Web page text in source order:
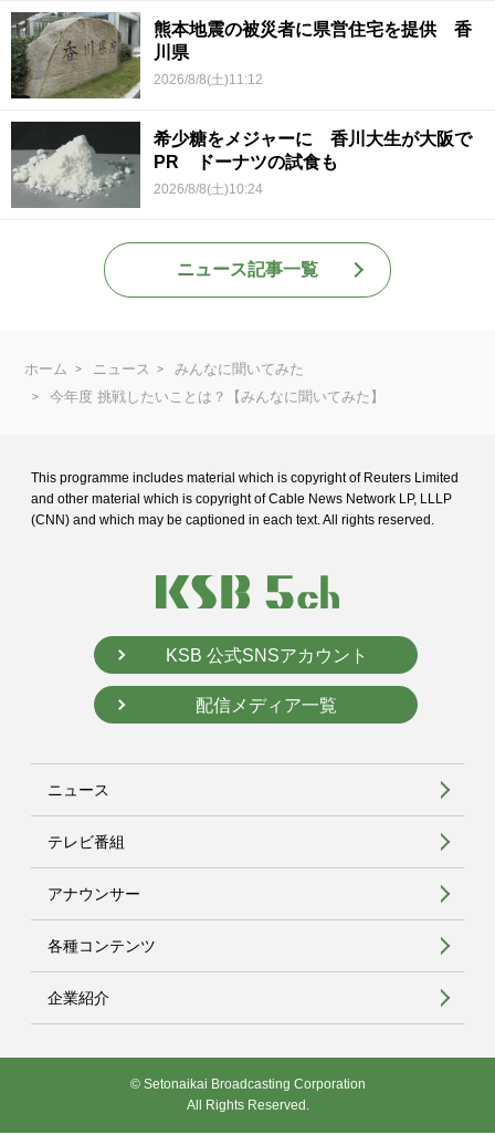
熊本地震の被災者に県営住宅を提供 香
川県
2026/8/8(土)11:12
希少糖をメジャーに 香川大生が大阪で
PR ドーナツの試食も
2026/8/8(土)10:24
ニュース記事一覧
ホーム ニュース
みんなに聞いてみた
今年度 挑戦したいことは？【みんなに聞いてみた】
This programme includes material which is copyright of Reuters Limited
and other material which is copyright of Cable News Network LP, LLLP
(CNN) and which may be captioned in each text. All rights reserved.
KSB 公式SNSアカウント
配信メディア一覧
ニュース
テレビ番組
アナウンサー
各種コンテンツ
企業紹介
© Setonaikai Broadcasting Corporation
All Rights Reserved.